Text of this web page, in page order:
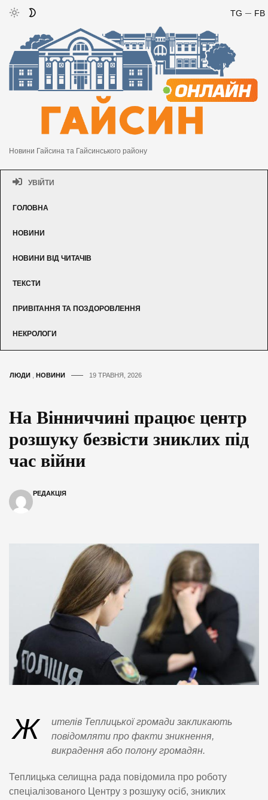
FB
TG
Новини Гайсина та Гайсинського району
УВІЙТИ
ГОЛОВНА
НОВИНИ
НОВИНИ ВІД ЧИТАЧІВ
ТЕКСТИ
ПРИВІТАННЯ ТА ПОЗДОРОВЛЕННЯ
НЕКРОЛОГИ
ЛЮДИ НОВИНИ 19 ТРАВНЯ, 2026
На Вінниччині працює центр
розшуку безвісти зниклих під
час війни
РЕДАКЦІЯ
Ж
ителів Теплицької громади закликають
повідомляти про факти зникнення,
викрадення або полону громадян.
Теплицька селищна рада повідомила про роботу
спеціалізованого Центру з розшуку осіб, зниклих